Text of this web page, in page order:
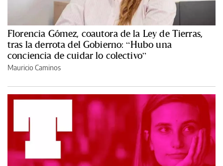
Florencia Gómez, coautora de la Ley de Tierras,
tras la derrota del Gobierno: “Hubo una
conciencia de cuidar lo colectivo”
Mauricio Caminos